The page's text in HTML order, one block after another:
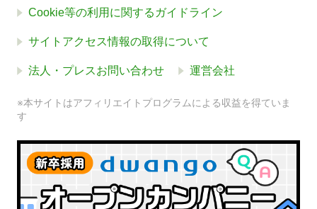
Cookie等の利用に関するガイドライン
サイトアクセス情報の取得について
法人・プレスお問い合わせ 運営会社
※本サイトはアフィリエイトプログラムによる収益を得ていま
す